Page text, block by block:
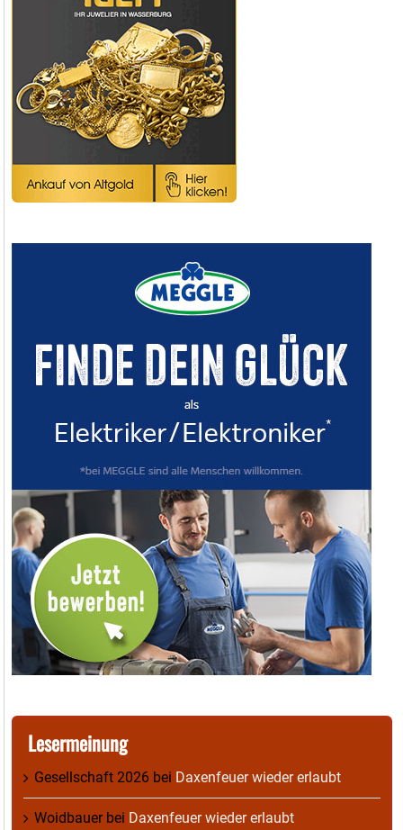
Lesermeinung
Gesellschaft 2026 bei Daxenfeuer wieder erlaubt
Woidbauerbei Daxenfeuer wieder erlaubt